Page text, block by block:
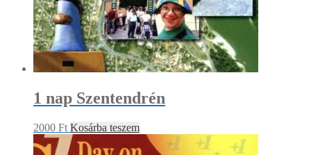
1 nap Szentendrén
2000 Ft Kosárba teszem